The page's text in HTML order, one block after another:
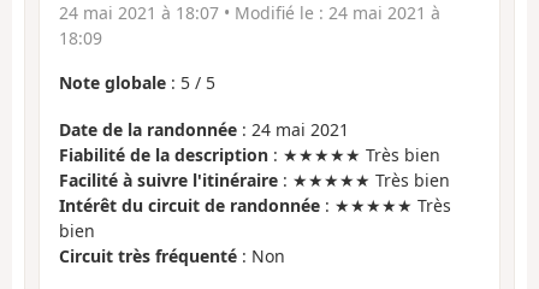
24 mai 2021 à 18:07 • Modifié le : 24 mai 2021 à
18:09
Note globale : 5 / 5
Date de la randonnée : 24 mai 2021
Fiabilité de la description : ★★★★★ Très bien
Facilité à suivre l'itinéraire : ★★★★★ Très bien
Intérêt du circuit de randonnée : ★★★★★ Très
bien
Circuit très fréquenté : Non